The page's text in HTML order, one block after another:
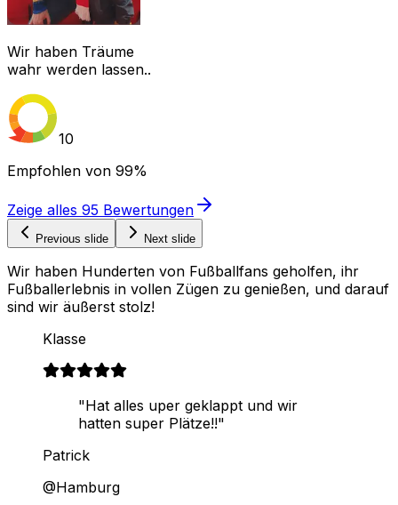
Wir haben Träume
wahr werden lassen..
10
Empfohlen von 99%
Zeige alles 95 Bewertungen
Previous slide Next slide
Wir haben Hunderten von Fußballfans geholfen, ihr
Fußballerlebnis in vollen Zügen zu genießen, und darauf
sind wir äußerst stolz!
Klasse
"Hat alles uper geklappt und wir
hatten super Plätze!!"
Patrick
@Hamburg